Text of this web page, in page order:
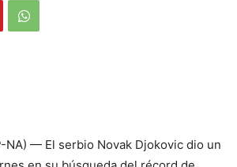
NA) — El serbio Novak Djokovic dio un